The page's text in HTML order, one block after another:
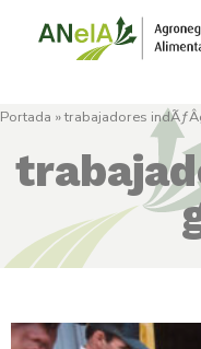
Portada »trabajadores